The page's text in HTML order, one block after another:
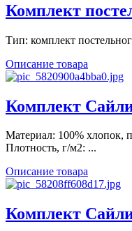
Комплект
Тип: комплект
Описание товара
Комплект
Материал: 100% хлопок,
Плотность, г/м2: ...
Описание товара
Комплект